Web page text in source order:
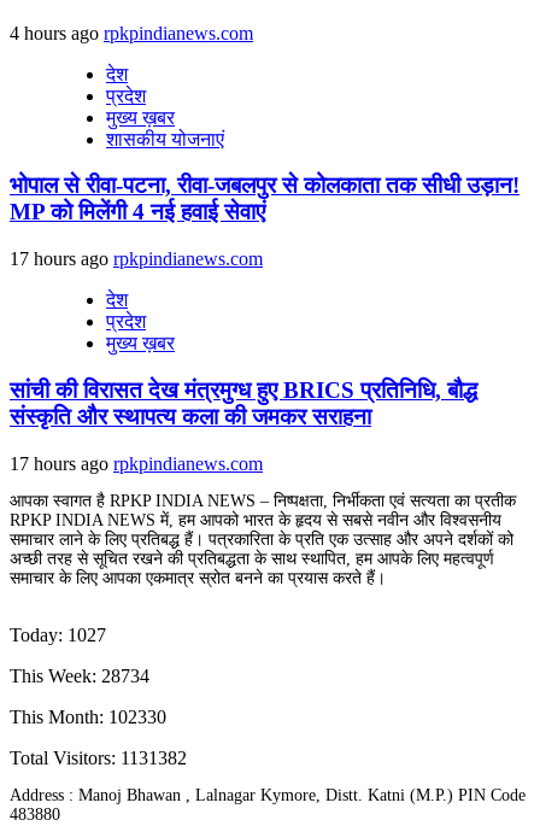
4 hours ago rpkpindianews.com
देश
प्रदेश
मुख्य ख़बर
शासकीय योजनाएं
भोपाल से रीवा-पटना, रीवा-जबलपुर से कोलकाता तक सीधी उड़ान!
MP को मिलेंगी 4 नई हवाई सेवाएं
17 hours ago rpkpindianews.com
देश
प्रदेश
मुख्य ख़बर
सांची की विरासत देख मंत्रमुग्ध हुए BRICS प्रतिनिधि, बौद्ध
संस्कृति और स्थापत्य कला की जमकर सराहना
17 hours ago rpkpindianews.com
आपका स्वागत है RPKP INDIA NEWS – निष्पक्षता, निर्भीकता एवं सत्यता का प्रतीक
RPKP INDIA NEWS में, हम आपको भारत के हृदय से सबसे नवीन और विश्वसनीय
समाचार लाने के लिए प्रतिबद्ध हैं। पत्रकारिता के प्रति एक उत्साह और अपने दर्शकों को
अच्छी तरह से सूचित रखने की प्रतिबद्धता के साथ स्थापित, हम आपके लिए महत्वपूर्ण
समाचार के लिए आपका एकमात्र स्रोत बनने का प्रयास करते हैं।
Today: 1027
This Week: 28734
This Month: 102330
Total Visitors: 1131382
Address : Manoj Bhawan , Lalnagar Kymore, Distt. Katni (M.P.) PIN Code
483880